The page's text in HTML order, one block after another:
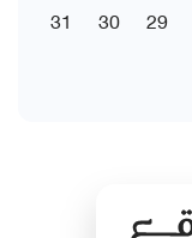
29
30
31